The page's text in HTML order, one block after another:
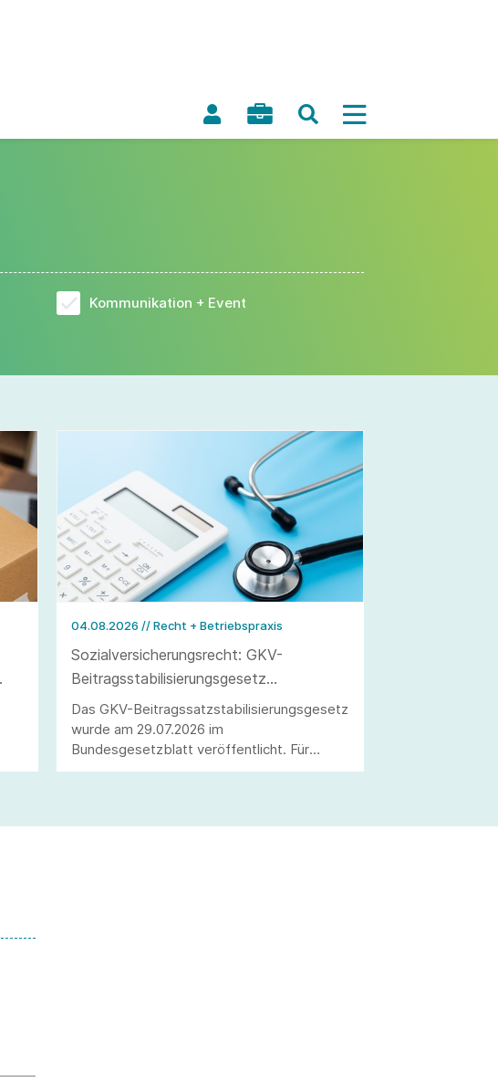
Kommunikation + Event
04.08.2026// Recht + Betriebspraxis
Sozialversicherungsrecht: GKV-
Beitragsstabilisierungsgesetz
veröffentlicht
Das GKV-Beitragssatzstabilisierungsgesetz
wurde am 29.07.2026 im
Bundesgesetzblatt veröffentlicht. Für
Arbeitgeber ergeben sich wesentliche
Einführung der Teilarbeitsunfähigkeit.